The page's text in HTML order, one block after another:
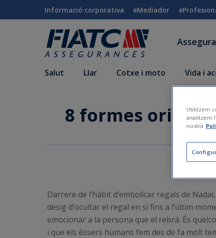
Salta al contingut principal
Informació corporativa eMediador
Salut Llar Cotxe i moto Vida i
8 formes
Darrere de l’hàbit d’embolicar regals de
desig d’ocultar el regal en si fins a l’últim
emocionar a la persona que el rebrà. És
i que els éssers humans fem des de fa molt
Utilitzem
analitzem
nostra